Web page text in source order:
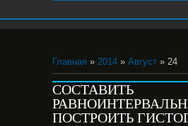
Главная » 2014 » Август » 24
СОСТАВИТЬ
ПОСТРОИТЬ